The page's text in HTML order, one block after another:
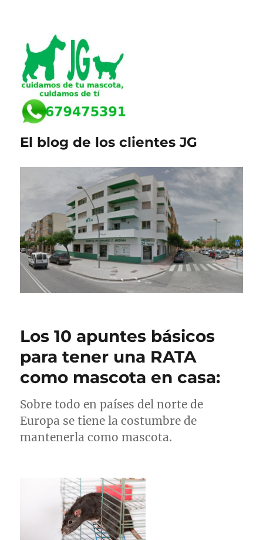
El blog de los clientes JG
Los 10 apuntes básicos
para tener una RATA
como mascota en casa:
Sobre todo en países del norte de
Europa se tiene la costumbre de
mantenerla como mascota.